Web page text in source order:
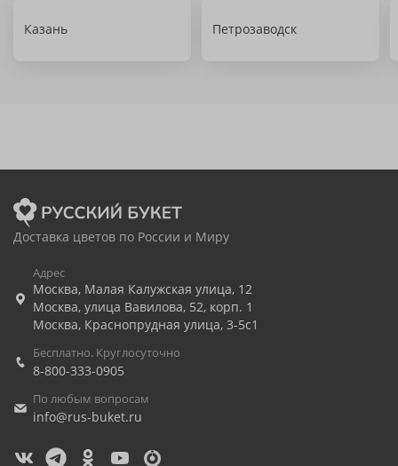
Казань Петрозаводск
Доставка цветов по России и Миру
Адрес
Москва, Малая Калужская улица, 12
Москва, улица Вавилова, 52, корп. 1
Москва, Краснопрудная улица, 3-5с1
Бесплатно. Круглосуточно
8-800-333-0905
По любым вопросам
info@rus-buket.ru